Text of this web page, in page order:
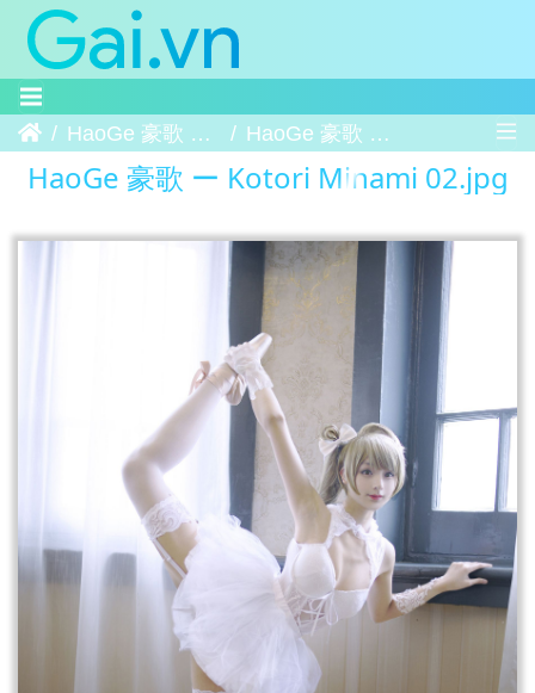
Trang chủHaoGe 豪歌 ー Kotori Minami HaoGe 豪歌 ー Kotori Minami 02
HaoGe 豪歌 ー Kotori Minami 02.jpg